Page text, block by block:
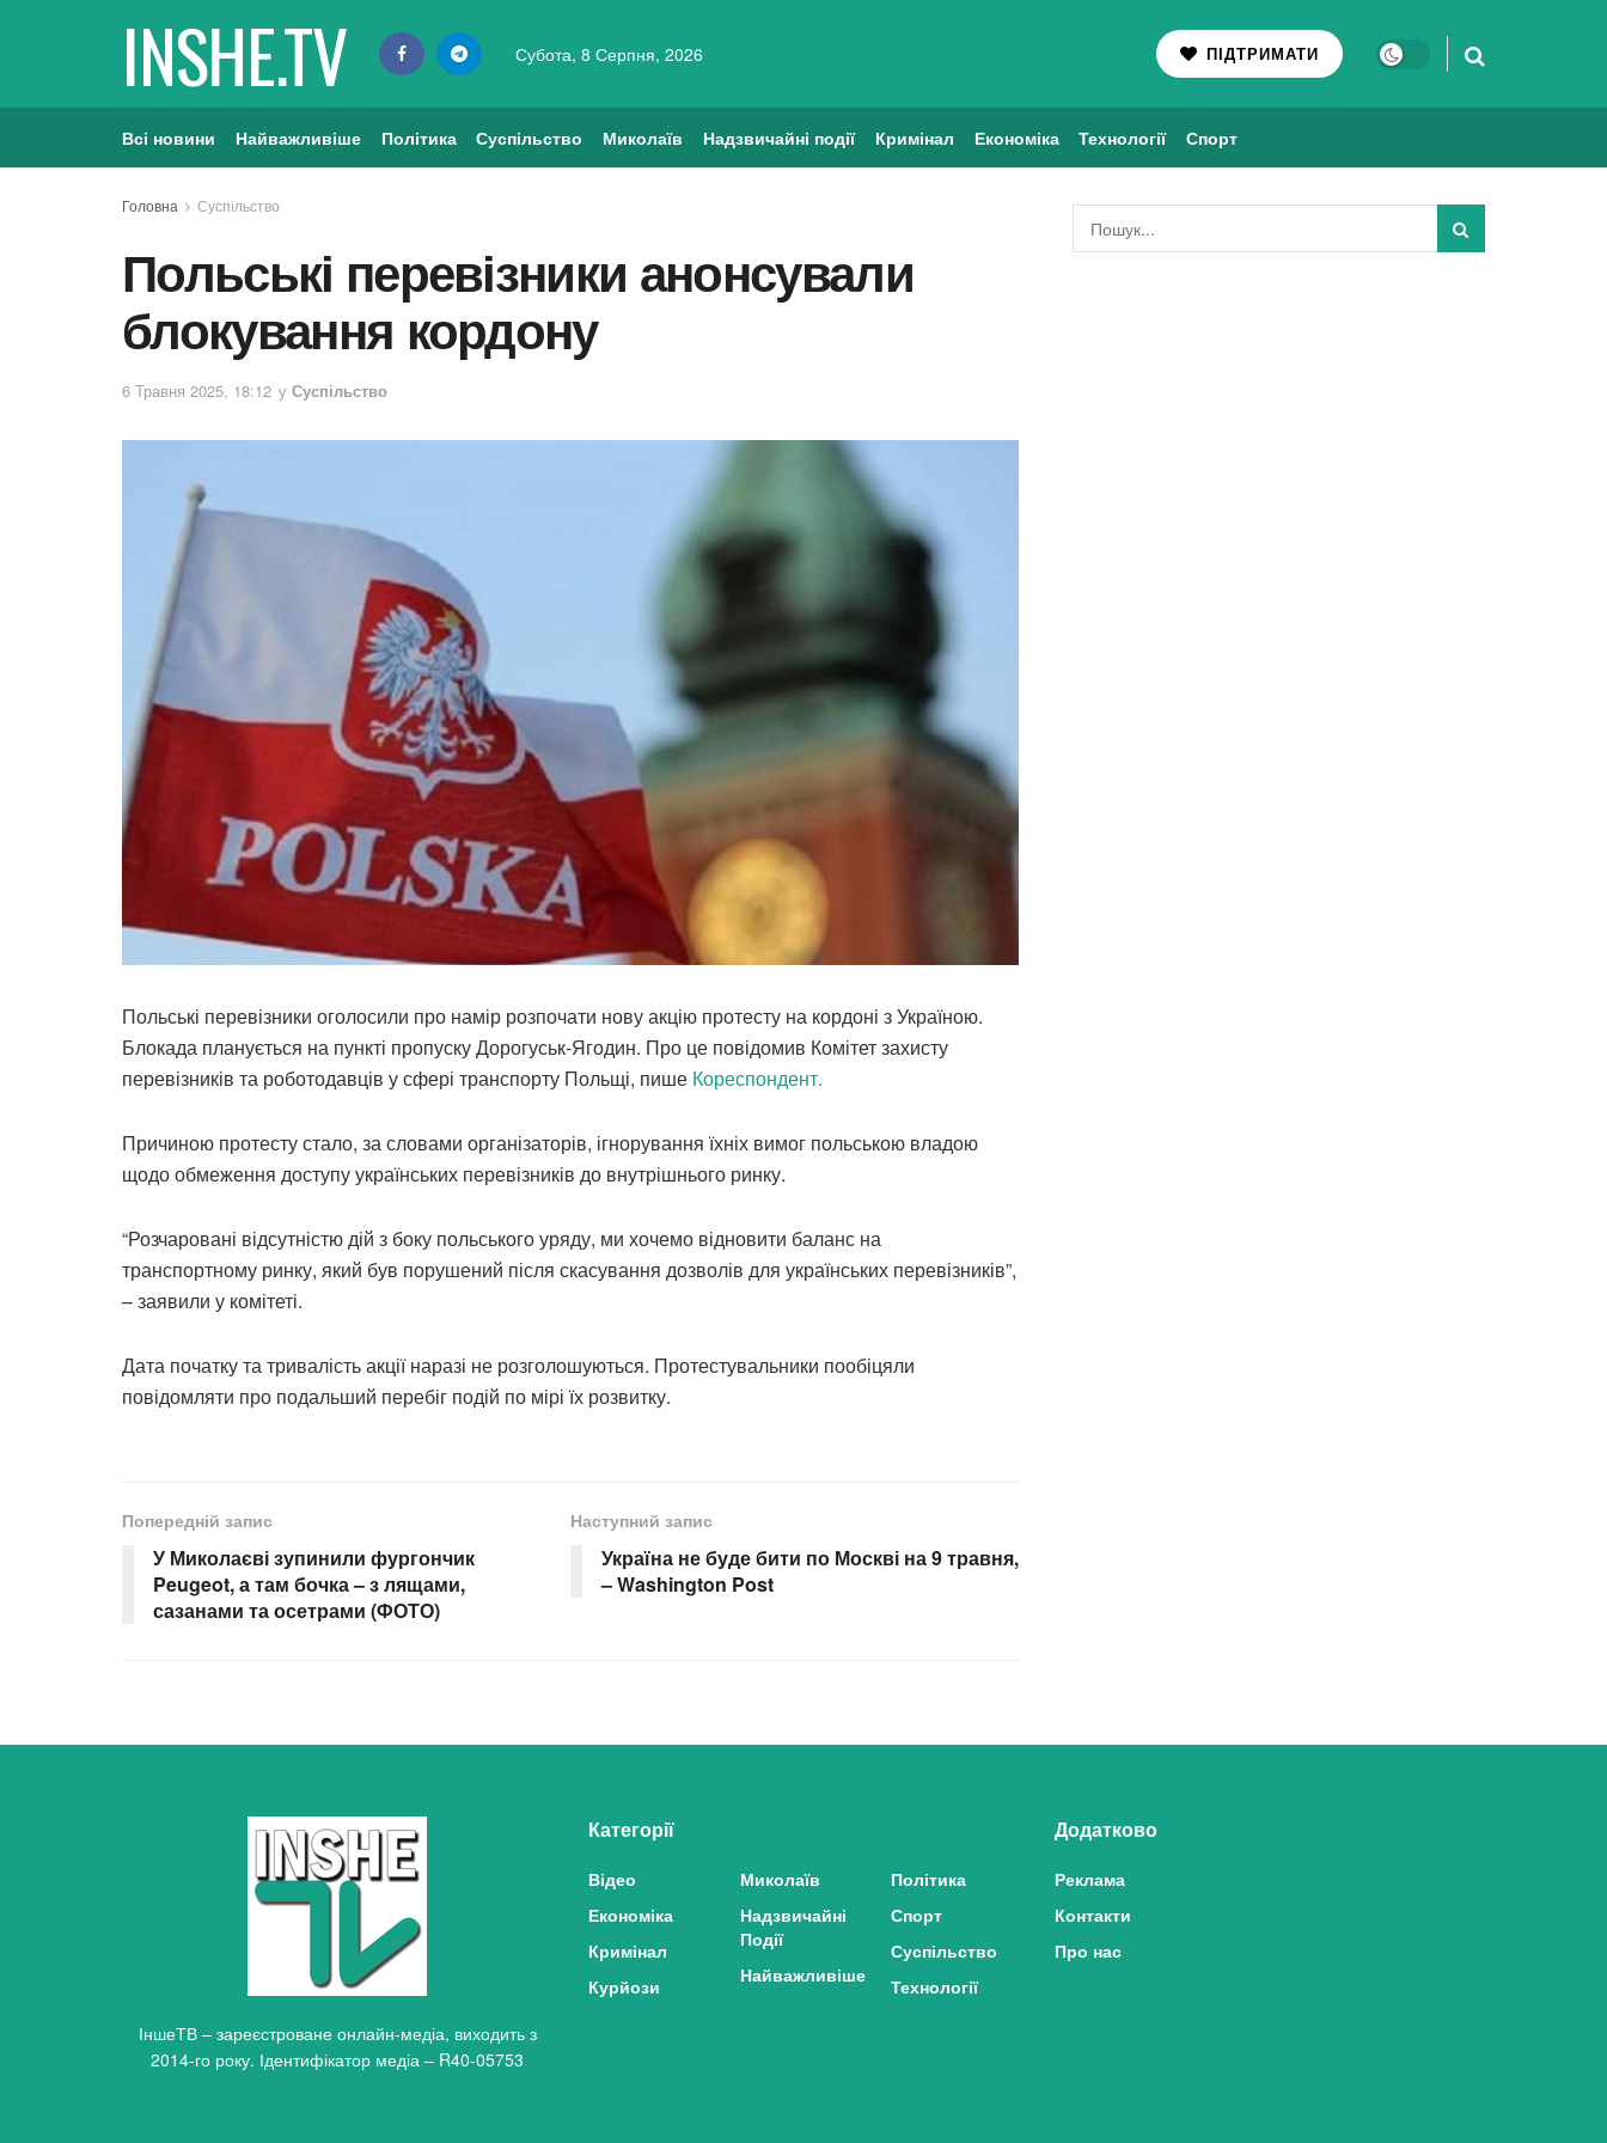
INSHE.TV Субота, 8 Серпня, 2026 ПІДТРИМАТИ
Всі новини Найважливіше Політика Суспільство Миколаїв Надзвичайні події Кримінал Економіка Технології Спорт
Головна Суспільство
Польські перевізники анонсували
блокування кордону
6 Травня 2025, 18:12 у Суспільство
Польські перевізники оголосили про намір розпочати нову акцію протесту на кордоні з Україною.
Блокада планується на пункті пропуску Дорогуськ-Ягодин. Про це повідомив Комітет захисту
перевізників та роботодавців у сфері транспорту Польщі, пише Кореспондент.
Причиною протесту стало, за словами організаторів, ігнорування їхніх вимог польською владою
щодо обмеження доступу українських перевізників до внутрішнього ринку.
“Розчаровані відсутністю дій з боку польського уряду, ми хочемо відновити баланс на
транспортному ринку, який був порушений після скасування дозволів для українських перевізників”,
– заявили у комітеті.
Дата початку та тривалість акції наразі не розголошуються. Протестувальники пообіцяли
повідомляти про подальший перебіг подій по мірі їх розвитку.
Попередній запис
У Миколаєві зупинили фургончик
Peugeot, а там бочка – з лящами,
сазанами та осетрами (ФОТО)
Наступний запис
Україна не буде бити по Москві на 9 травня,
– Washington Post
ІншеТВ – зареєстроване онлайн-медіа, виходить з
2014-го року. Ідентифікатор медіа – R40-05753
Категорії
Відео
Економіка
Кримінал
Курйози
Миколаїв
Надзвичайні
Події
Найважливіше
Політика
Спорт
Суспільство
Технології
Додатково
Реклама
Контакти
Про нас